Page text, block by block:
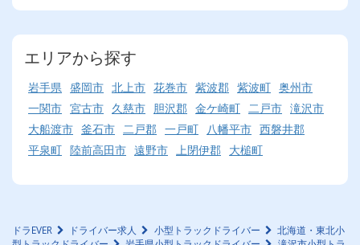
エリアから探す
岩手県 盛岡市 北上市 花巻市 紫波郡 紫波町 奥州市
一関市 宮古市 久慈市 胆沢郡 金ケ崎町 二戸市 滝沢市
大船渡市 釜石市 二戸郡 一戸町 八幡平市 西磐井郡
平泉町 陸前高田市 遠野市 上閉伊郡 大槌町
ドラEVER ドライバー求人 小型トラックドライバー
北海道・東北小